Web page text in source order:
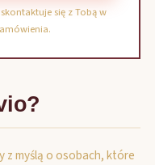
się z Tobą w
z myślą o osobach, które